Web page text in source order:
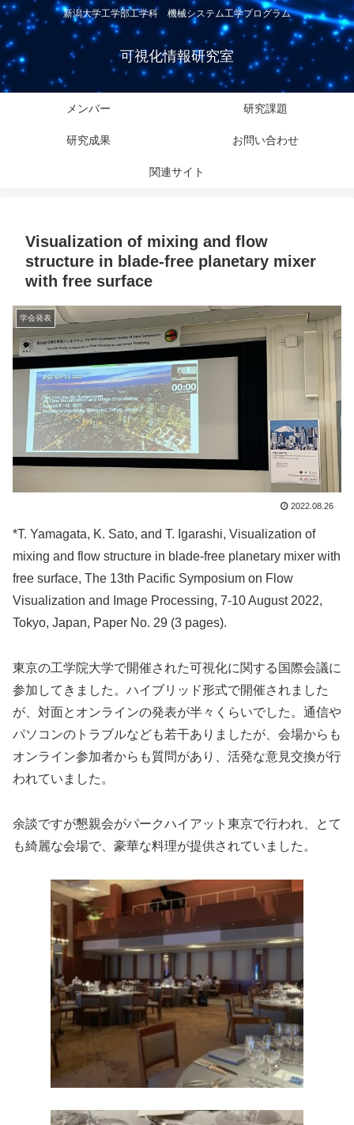
新潟大学工学部工学科 機械システム工学プログラム
可視化情報研究室
メンバー 研究課題
研究成果 お問い合わせ
関連サイト
Visualization of mixing and flow
structure in blade-free planetary mixer
with free surface
学会発表
2022.08.26
*T. Yamagata, K. Sato, and T. Igarashi, Visualization of
mixing and flow structure in blade-free planetary mixer with
free surface, The 13th Pacific Symposium on Flow
Visualization and Image Processing, 7-10 August 2022,
Tokyo, Japan, Paper No. 29 (3 pages).
東京の工学院大学で開催された可視化に関する国際会議に
参加してきました。ハイブリッド形式で開催されました
が、対面とオンラインの発表が半々くらいでした。通信や
パソコンのトラブルなども若干ありましたが、会場からも
オンライン参加者からも質問があり、活発な意見交換が行
われていました。
余談ですが懇親会がパークハイアット東京で行われ、とて
も綺麗な会場で、豪華な料理が提供されていました。